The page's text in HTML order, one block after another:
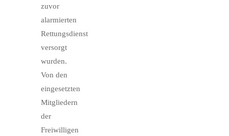
zuvor
alarmierten
Rettungsdienst
versorgt
wurden.
Von den
eingesetzten
Mitgliedern
der
Freiwilligen